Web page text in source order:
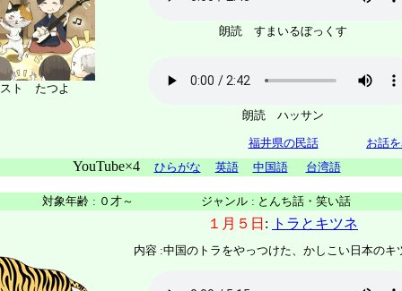
ト たつよ
朗読 すまいるぼっくす
朗読 ハッサン
福井県の民話 お話
YouTube×4 ひらがな 英語 中国語 台湾語
対象年齢 : ０才～ ジャンル : とんち話・笑い話
１月５日 : トラとキツネ
内容 :中国のトラをやっつけた、かしこい日本のキ